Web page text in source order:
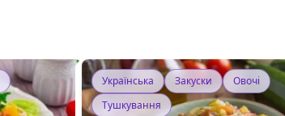
Українська Закуски
Овочі
Тушкування